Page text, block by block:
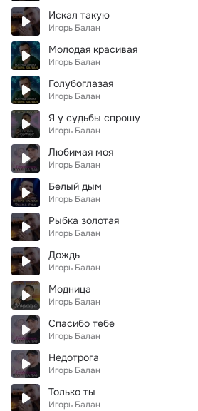
Искал такую
Игорь Балан
Молодая красивая
Игорь Балан
Голубоглазая
Игорь Балан
Я у судьбы спрошу
Игорь Балан
Любимая моя
Игорь Балан
Белый дым
Игорь Балан
Рыбка золотая
Игорь Балан
Дождь
Игорь Балан
Модница
Игорь Балан
Спасибо тебе
Игорь Балан
Недотрога
Игорь Балан
Только ты
Игорь Балан